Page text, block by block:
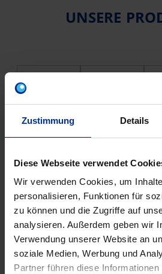
Zustimmung Details
Diese Webseite verwendet
Wir verwenden Cookies, um
personalisieren, Funktionen für
zu können und die Zugriffe auf
analysieren. Außerdem geben wir
Verwendung unserer Website an
soziale Medien, Werbung und
Partner führen diese
UNSERE
DRUCKROHRE
Für den
Hausansc
kommen
vor allem
Druckrohr
e aus
Polyethyle
n (PE 80)
zum
Einsatz.
um ein
Einfamilie
einen
Industrieb
au oder
eine
ganze
Wohnhaus
g
d